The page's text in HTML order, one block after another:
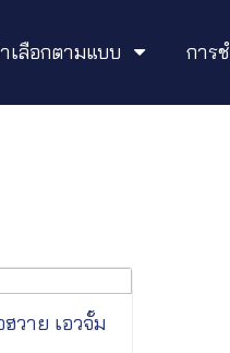
เลือกตามแบบ การ
วาย เอวจั้ม